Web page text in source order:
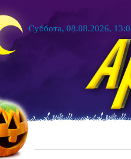
Суббота, 08.08.2026,